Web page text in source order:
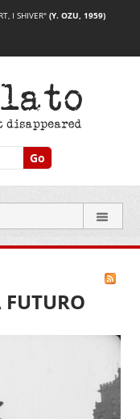
I SHIVER" (Y. OZU, 1959)
Go
FUTURO